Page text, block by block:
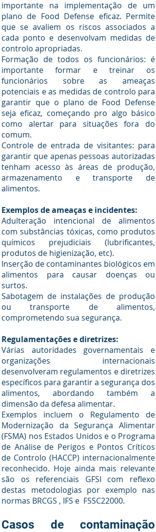
importante na implementação de um
plano de Food Defense eficaz. Permite
que se avaliem os riscos associados a
cada ponto e desenvolvam medidas de
controlo apropriadas.
Formação de todos os funcionários: é
importante formar e treinar os
funcionários sobre as ameaças
potenciais e as medidas de controlo para
garantir que o plano de Food Defense
seja eficaz, começando pro algo básico
como alertar para situações fora do
comum.
Controle de entrada de visitantes: para
garantir que apenas pessoas autorizadas
tenham acesso às áreas de produção,
armazenamento e transporte de
alimentos.
Exemplos de ameaças e incidentes:
Adulteração intencional de alimentos
com substâncias tóxicas, como produtos
químicos prejudiciais (lubrificantes,
produtos de higienização, etc).
Inserção de contaminantes biológicos em
alimentos para causar doenças ou
surtos.
Sabotagem de instalações de produção
ou transporte de alimentos,
comprometendo sua segurança.
Regulamentações e diretrizes:
Várias autoridades governamentais e
organizações internacionais
desenvolveram regulamentos e diretrizes
específicos para garantir a segurança dos
alimentos, abordando também a
dimensão da defesa alimentar.
Exemplos incluem o Regulamento de
Modernização da Segurança Alimentar
(FSMA) nos Estados Unidos e o Programa
de Análise de Perigos e Pontos Críticos
de Controlo (HACCP) internacionalmente
reconhecido. Hoje ainda mais relevante
são os referenciais GFSI com reflexo
destas metodologias por exemplo nas
normas BRCGS , IFS e FSSC22000.
Casos de contaminação